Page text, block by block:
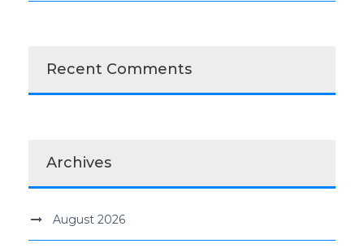
Recent Comments
Archives
August 2026